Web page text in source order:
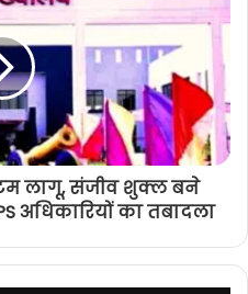
लागू, संजीव शुक्ल बने
अधिकारियों का तबादला